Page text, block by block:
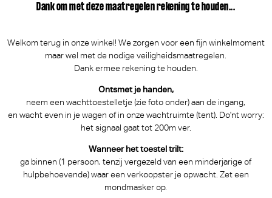
Dank om met deze maatregelen rekening te houden...
Welkom terug in onze winkel! We zorgen voor een fijn winkelmoment
maar wel met de nodige veiligheidsmaatregelen.
Dank ermee rekening te houden.
Ontsmet je handen,
neem een wachttoestelletje (zie foto onder) aan de ingang,
en wacht even in je wagen of in onze wachtruimte (tent). Do'nt worry:
het signaal gaat tot 200m ver.
Wanneer het toestel trilt:
ga binnen (1 persoon, tenzij vergezeld van een minderjarige of
hulpbehoevende) waar een verkoopster je opwacht. Zet een
mondmasker op.